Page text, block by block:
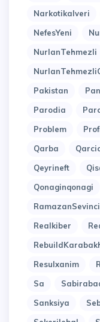
Narkotikalveri
NefesYeni
NurlanTehmezli
Pakistan
Parodia
Problem
Qarba
Qeyrineft
Qonaginqonagi
RamazanSevinci
Realkiber
Resulxanim
Sa
Sanksiya